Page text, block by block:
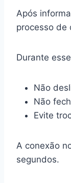
Após
processo de
Durante
Não
Não
Evite
A conexão
segundos.